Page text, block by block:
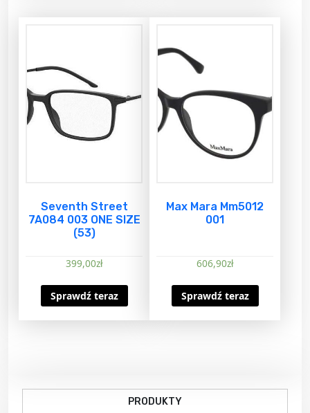
Seventh Street
7A084 003 ONE SIZE
(53)
399,00zł
Sprawdź teraz
Max Mara Mm5012
001
606,90zł
Sprawdź teraz
PRODUKTY